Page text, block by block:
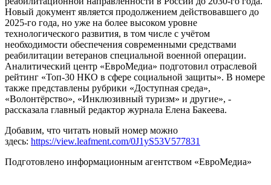
Новый документ является продолжением действовавшего до
2025-го года, но уже на более высоком уровне
технологического развития, в том числе с учётом
необходимости обеспечения современными средствами
реабилитации ветеранов специальной военной операции.
Аналитический центр «ЕвроМедиа» подготовил отраслевой
рейтинг «Топ-30 НКО в сфере социальной защиты». В номере
также представлены рубрики «Доступная среда»,
«Волонтёрство», «Инклюзивный туризм» и другие», -
рассказала главный редактор журнала Елена Бакеева.
Добавим, что читать новый номер можно
здесь: https://view.leafment.com/0J1yS53V577831
Подготовлено информационным агентством «ЕвроМедиа»